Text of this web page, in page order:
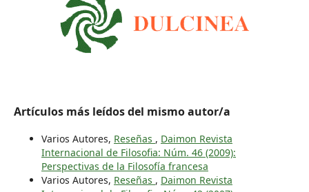
Artículos más leídos del mismo autor/a
Varios Autores, Reseñas , Daimon Revista
Internacional de Filosofia: Núm. 46 (2009):
Perspectivas de la Filosofía francesa
Varios Autores, Reseñas , Daimon Revista